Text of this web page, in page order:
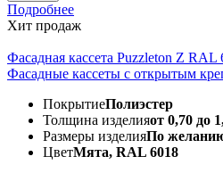
Подробнее
Хит продаж
Фасадная кассета Puzzleton Z RAL
Фасадные кассеты с открытым
ПокрытиеПолиэстер
Толщина изделияот 0,70 до
Размеры изделияПо
ЦветМята, RAL 6018